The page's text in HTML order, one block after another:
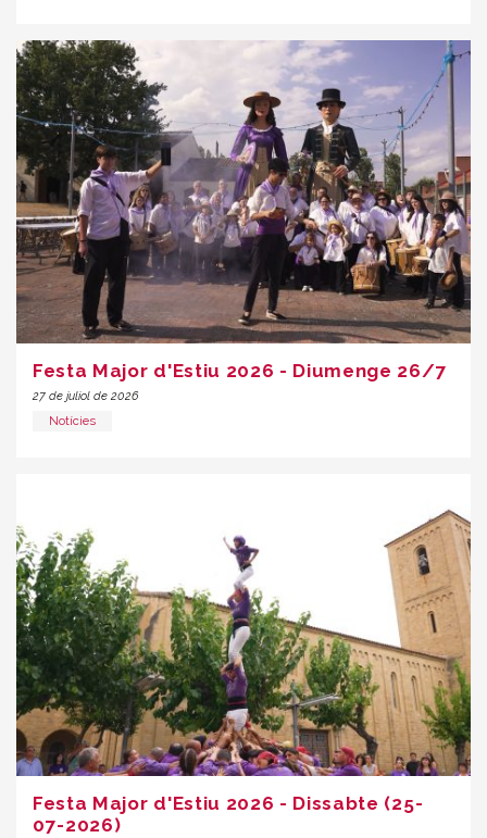
Festa Major d'Estiu 2026 - Diumenge 26/7
27 de juliol de 2026
Notícies
Festa Major d'Estiu 2026 - Dissabte (25-
07-2026)